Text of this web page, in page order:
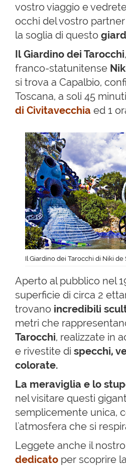
vostro viaggio e
occhi del vostro
la soglia di questo
Il Giardino dei Tarocchi
franco-statunitense
si trova a Capalbio,
Toscana, a soli 45
di Civitavecchia ed 1
Il Giardino dei Tarocchi di Niki de
Aperto al pubblico nel
superficie di circa 2
trovano incredibili
metri che
Tarocchi, realizzate in
e rivestite di specchi,
colorate.
La meraviglia e lo
nel visitare questi
semplicemente unica,
l'atmosfera che si
Leggete anche il nostro
dedicato per scoprire